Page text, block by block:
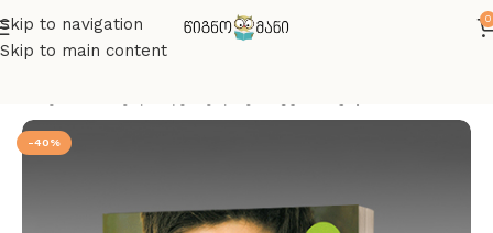
Skip to navigation
Skip to main content
0
-40%